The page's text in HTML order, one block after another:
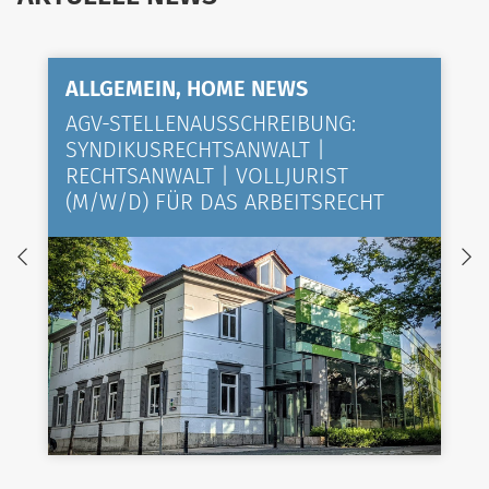
ALLGEMEIN, HOME NEWS
AGV-STELLENAUSSCHREIBUNG:
SYNDIKUSRECHTSANWALT |
RECHTSANWALT | VOLLJURIST
(M/W/D) FÜR DAS ARBEITSRECHT